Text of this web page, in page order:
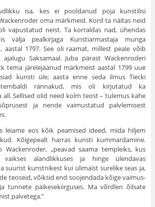
isa, kes ei pooldanud poja kunstilisi
oma märk­meid. Kord ta näitas neid
vapus­tatud neist. Ta korraldas nad, ühendas
välja pealkirjaga Kunstiarmastaja munga
aastal 1797. See oli raamat, millest peale võib
Saksamaal. Juba pärast Wackenroderi
tema järele­jäänud märkmeist aastal 1799 uue
kunsti üle; aasta enne seda ilmus Tiecki
rännakud, mis oli kirjutatud ka
all. Sellised olid need kolm teost – tulemus kahe
ja nende vaimustatud palvlemisest
leiame eos kõik peamised ideed, mida hiljem
Kõigepealt harras kunsti kummardamine.
Wacken­roder, „peavad saama templeiks, kus
vaik­ses alandlikkuses ja hinge ülendavas
suurist kunstnikest kui ülimaist surelike seas ja,
teoseid, võiksid end soojendada kõige vaimus­
tunnete päikesekiirguses. Ma võrdlen õilsate
palvetega.”